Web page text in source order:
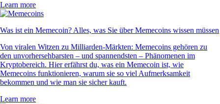
Learn more
Was ist ein Memecoin? Alles, was Sie über Memecoins wissen müssen
Von viralen Witzen zu Milliarden-Märkten: Memecoins gehören zu
den unvorhersehbarsten – und spannendsten – Phänomenen im
Kryptobereich. Hier erfährst du, was ein Memecoin ist, wie
Memecoins funktionieren, warum sie so viel Aufmerksamkeit
bekommen und wie man sie sicher kauft.
Learn more